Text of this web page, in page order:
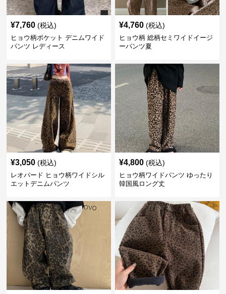
¥7,760 (税込)
ヒョウ柄ポケット デニムワイド
パンツ レディース
¥4,760 (税込)
ヒョウ柄 総柄セミワイドイージ
ーパンツ夏
¥3,050 (税込)
レオパード ヒョウ柄ワイドシル
エットデニムパンツ
¥4,800 (税込)
ヒョウ柄ワイドパンツ ゆったり
韓国風ロング丈